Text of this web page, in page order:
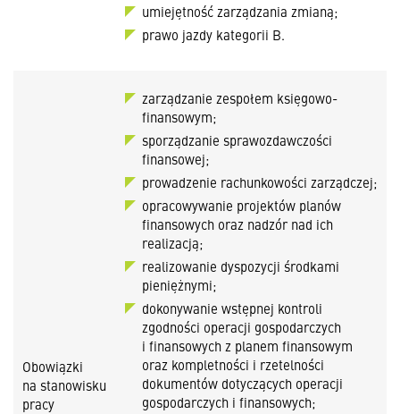
umiejętność zarządzania zmianą;
prawo jazdy kategorii B.
Obowiązki
na stanowisku
pracy
zarządzanie zespołem księgowo-
finansowym;
sporządzanie sprawozdawczości
finansowej;
prowadzenie rachunkowości zarządczej;
opracowywanie projektów planów
finansowych oraz nadzór nad ich
realizacją;
realizowanie dyspozycji środkami
pieniężnymi;
dokonywanie wstępnej kontroli
zgodności operacji gospodarczych
i finansowych z planem finansowym
oraz kompletności i rzetelności
dokumentów dotyczących operacji
gospodarczych i finansowych;